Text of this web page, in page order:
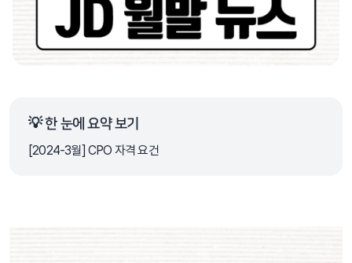
💡 한 눈에 요약 보기
[2024-3월] CPO 자격 요건